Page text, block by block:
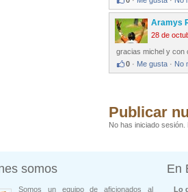
Aramys
28 de
gracias michel y con
0 · Me gusta · No
Publicar
No has iniciado
somos
Somos un equipo de aficionados al
En
Lo